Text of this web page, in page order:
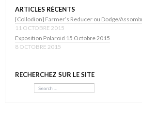
ARTICLES RÉCENTS
[Collodion] Farmer’s Reducer ou Dodge/
11 OCTOBRE 2015
Exposition Polaroid 15 Octobre 2015
8 OCTOBRE 2015
RECHERCHEZ SUR LE SITE
Search